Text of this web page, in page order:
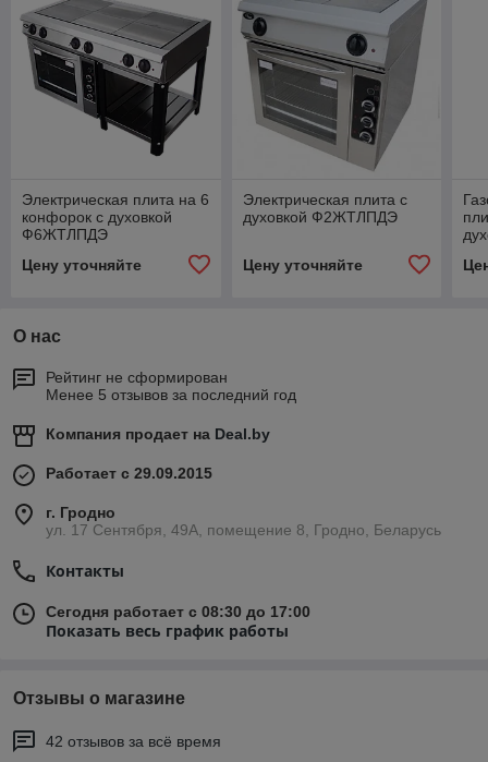
Электрическая плита на 6
конфорок с духовкой
Ф6ЖТЛПДЭ
Цену уточняйте
Электрическая плита с
духовкой Ф2ЖТЛПДЭ
Цену уточняйте
О нас
Рейтинг не сформирован
Менее 5 отзывов за последний год
Компания продает на Deal.by
Работает с 29.09.2015
г. Гродно
ул. 17 Сентября, 49А, помещение 8, Гродно, Беларусь
Контакты
Сегодня работает с 08:30 до 17:00
Показать весь график работы
Отзывы о магазине
42 отзывов за всё время